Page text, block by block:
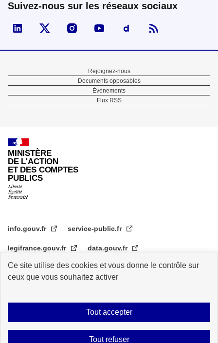
Ce site utilise des cookies et vous donne le contrôle sur
ceux que vous souhaitez activer
Tout accepter
Tout refuser
Suivez-nous sur les réseaux sociaux
Visiter la page Linked In de fonction publique
Visiter la page X de fonction publique
Visiter la page Instagram de fonction
Visiter la page You Tube de
Visiter la page
Pied
de
Rejoignez-nous
Documents opposables
Évènements
Flux RSS
MINISTÈRE
DE L'ACTION
ET DES COMPTES
PUBLICS
info.gouv.fr service-public.fr
legifrance.gouv.fr data.gouv.fr
transformation.gouv.fr
Archive Statistiques de consultation Logos Données personnelles
Gestion des cookies